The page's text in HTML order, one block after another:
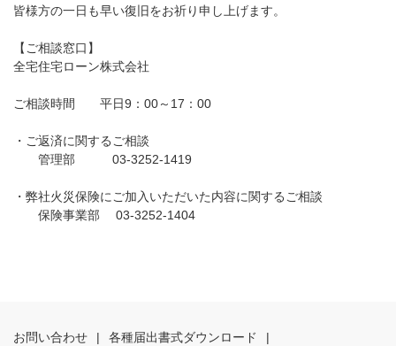
皆様方の一日も早い復旧をお祈り申し上げます。
【ご相談窓口】
全宅住宅ローン株式会社
ご相談時間 平日9：00～17：00
・ご返済に関するご相談
管理部 03-3252-1419
・弊社火災保険にご加入いただいた内容に関するご相談
保険事業部 03-3252-1404
お問い合わせ | 各種届出書式ダウンロード |